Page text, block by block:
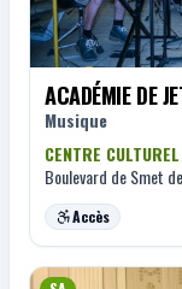
ACADÉMIE DE
Musique
CENTRE
Boulevard de Smet
Accès